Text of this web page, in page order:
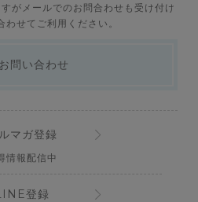
がメールでのお問合わせも受け付け
わせてご利用ください。
お問い合わせ
マガ登録
情報配信中
登録